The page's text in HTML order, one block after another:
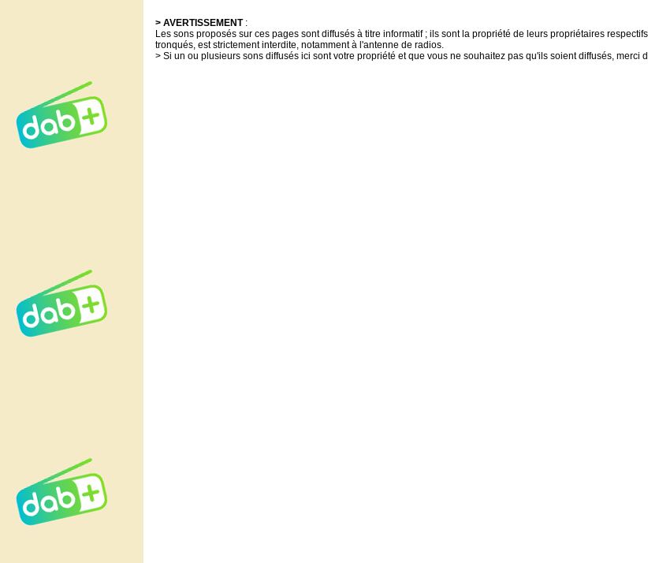
> AVERTISSEMENT:
Les sons proposés sur ces pages sont diffusés à titre informatif ; ils sont la propriété de leurs propriétaires
tronqués, est strictement interdite, notamment à l'antenne de radios.
> Si un ou plusieurs sons diffusés ici sont votre propriété et que vous ne souhaitez pas qu'ils soient diffusés, merci